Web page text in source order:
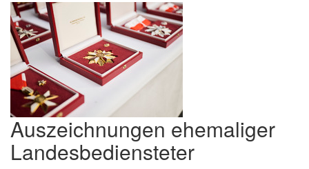
Auszeichnungen ehemaliger
Landesbediensteter